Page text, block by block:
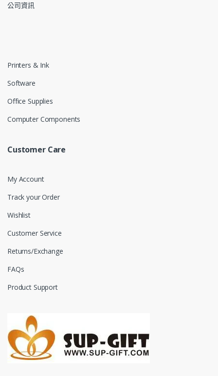
公司資訊
Printers & Ink
Software
Office Supplies
Computer Components
Customer Care
My Account
Track your Order
Wishlist
Customer Service
Returns/Exchange
FAQs
Product Support